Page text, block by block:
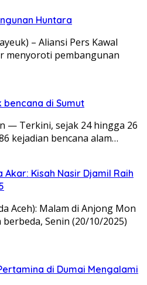
Huntara
– Aliansi Pers Kawal
menyoroti pembangunan
di Sumut
— Terkini, sejak 24 hingga 26
kejadian bencana alam…
Kisah Nasir Djamil Raih
Aceh): Malam di Anjong Mon
Senin (20/10/2025)
di Dumai Mengalami